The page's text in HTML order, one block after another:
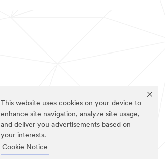
This website uses cookies on your device to
enhance site navigation, analyze site usage,
and deliver you advertisements based on
your interests.
Cookie Notice